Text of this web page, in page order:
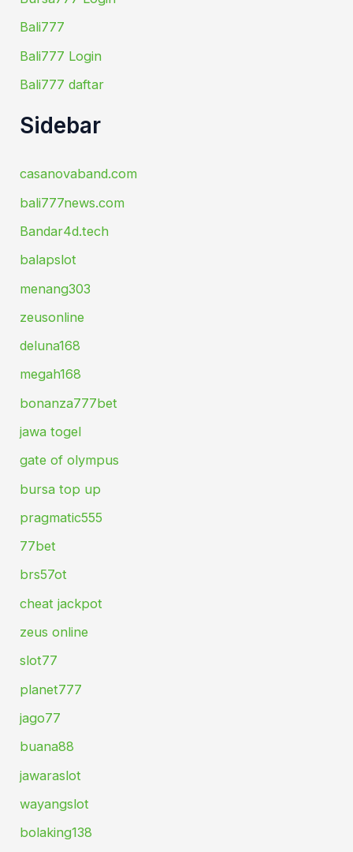
Bali777
Bali777 Login
Bali777 daftar
Sidebar
casanovaband.com
bali777news.com
Bandar4d.tech
balapslot
menang303
zeusonline
deluna168
megah168
bonanza777bet
jawa togel
gate of olympus
bursa top up
pragmatic555
77bet
brs57ot
cheat jackpot
zeus online
slot77
planet777
jago77
buana88
jawaraslot
wayangslot
bolaking138